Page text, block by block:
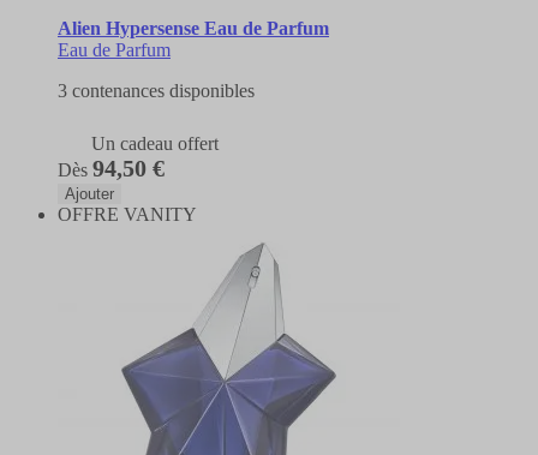
Alien Hypersense Eau de Parfum
Eau de Parfum
3 contenances disponibles
Un cadeau offert
Dès 94,50 €
Ajouter
OFFRE VANITY